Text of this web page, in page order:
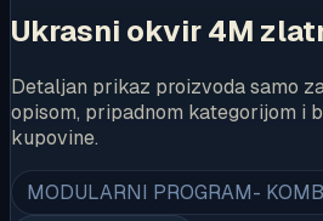
Ukrasni okvir 4M
Detaljan prikaz proizvoda samo
opisom, pripadnom kategorijom i
kupovine.
MODULARNI PROGRAM-